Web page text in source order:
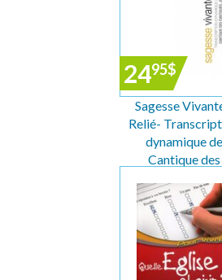
2495$
Sagesse
Relié-
dynamique de
Cantique des
Proverbes,